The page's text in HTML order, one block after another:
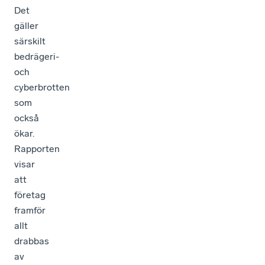
Det
gäller
särskilt
bedrägeri-
och
cyberbrotten
som
också
ökar.
Rapporten
visar
att
företag
framför
allt
drabbas
av